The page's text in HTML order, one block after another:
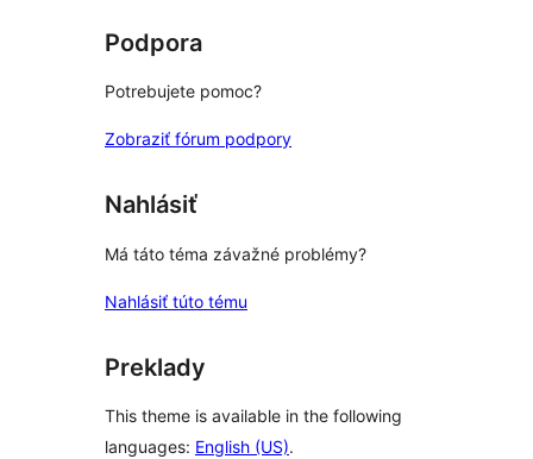
hodnotením
Podpora
Potrebujete pomoc?
Zobraziť fórum podpory
Nahlásiť
Má táto téma závažné problémy?
Nahlásiť túto tému
Preklady
This theme is available in the following
languages: English (US).